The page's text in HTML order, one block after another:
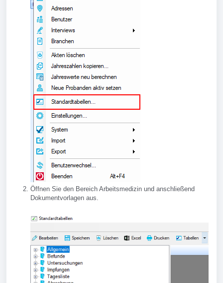
Öffnen Sie den Bereich Arbeitsmedizin und anschließend
Dokumentvorlagen aus.